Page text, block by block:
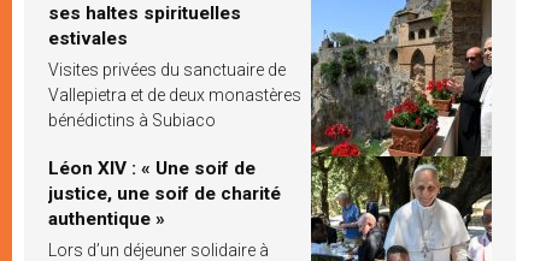
ses haltes spirituelles
estivales
Visites privées du sanctuaire de
Vallepietra et de deux monastères
bénédictins à Subiaco
Léon XIV : « Une soif de
justice, une soif de charité
authentique »
Lors d’un déjeuner solidaire à